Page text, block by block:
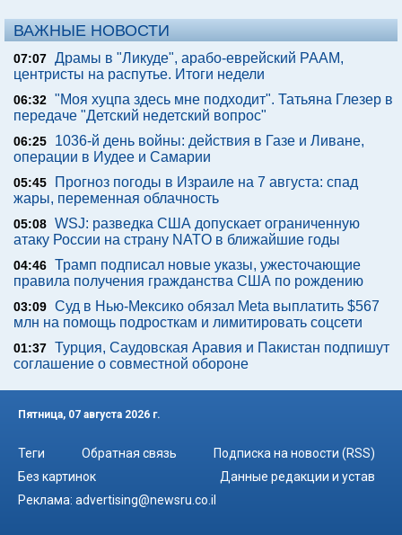
ВАЖНЫЕ НОВОСТИ
07:07 Драмы в "Ликуде", арабо-еврейский РААМ,
центристы на распутье. Итоги недели
06:32 "Моя хуцпа здесь мне подходит". Татьяна Глезер в
передаче "Детский недетский вопрос"
06:25
1036-й день войны: действия в Газе и Ливане,
операции в Иудее и Самарии
05:45
Прогноз погоды в Израиле на 7 августа: спад
жары, переменная облачность
05:08 WSJ: разведка США допускает ограниченную
атаку России на страну NATO в ближайшие годы
04:46 Трамп подписал новые указы, ужесточающие
правила получения гражданства США по рождению
03:09 Суд в Нью-Мексико обязал Meta выплатить $567
млн на помощь подросткам и лимитировать соцсети
01:37 Турция, Саудовская Аравия и Пакистан подпишут
соглашение о совместной обороне
Пятница, 07 августа 2026 г.
Теги Обратная связь
Подписка на новости (RSS)
Без картинок
Данные редакции и устав
Реклама: advertising@newsru.co.il